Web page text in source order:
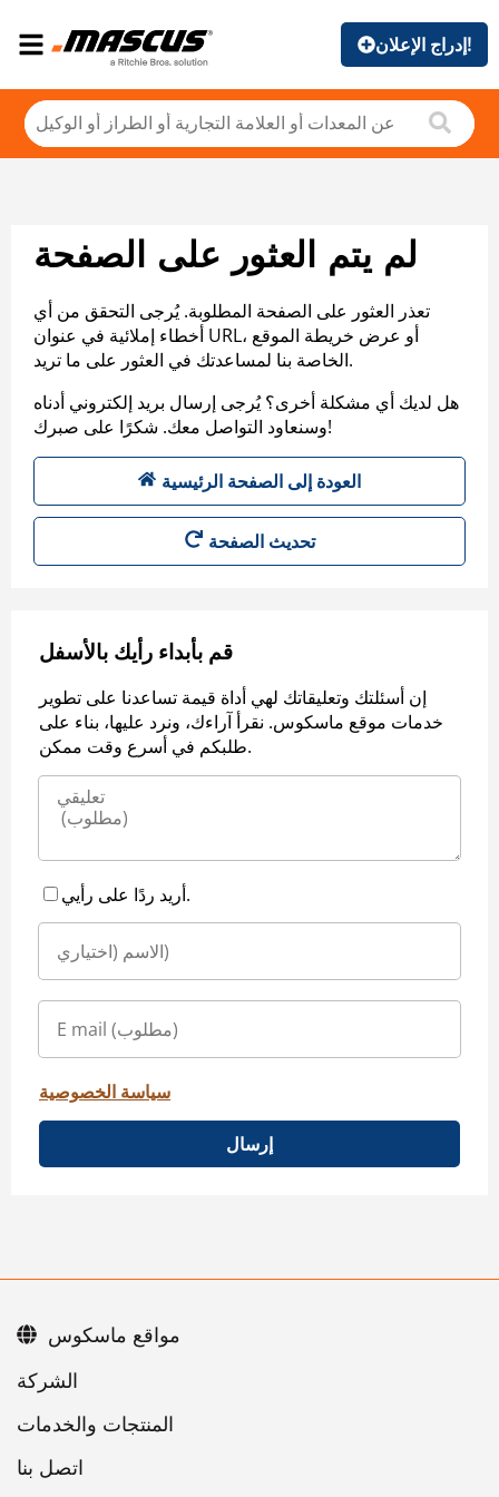
إدراج الإعلان!
لم يتم العثور على الصفحة
تعذر العثور على الصفحة المطلوبة. يُرجى التحقق من أي
أخطاء إملائية في عنوان URL، أو عرض خريطة الموقع
الخاصة بنا لمساعدتك في العثور على ما تريد.
هل لديك أي مشكلة أخرى؟ يُرجى إرسال بريد إلكتروني أدناه
وسنعاود التواصل معك. شكرًا على صبرك!
العودة إلى الصفحة الرئيسية
تحديث الصفحة
قم بأبداء رأيك بالأسفل
إن أسئلتك وتعليقاتك لهي أداة قيمة تساعدنا على تطوير
خدمات موقع ماسكوس. نقرأ آراءك، ونرد عليها، بناء على
طلبكم في أسرع وقت ممكن.
أريد ردًا على رأيي.
سياسة الخصوصية
إرسال
اتصل بنا
مواقع ماسكوس